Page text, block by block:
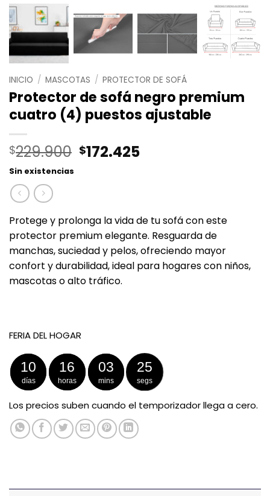
INICIO / MASCOTAS / PROTECTOR DE SOFÁ
Protector de sofá negro premium
cuatro (4) puestos ajustable
$229.900 El
$172.425El
Sin existencias
Protege y prolonga la vida de tu sofá con este
protector premium elegante. Resguarda de
manchas, suciedad y pelos, ofreciendo mayor
confort y durabilidad, ideal para hogares con niños,
mascotas o alto tráfico.
FERIA DEL HOGAR
10
días
16
horas
03
mins
25
segs
Los precios suben cuando el temporizador llega a cero.